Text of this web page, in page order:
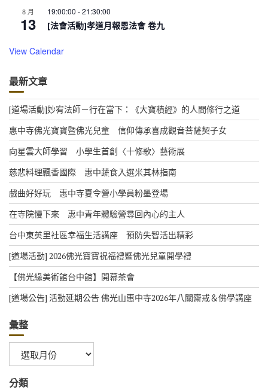
8 月
13
19:00:00 -21:30:00
[法會活動]孝道月報恩法會 卷九
View Calendar
最新文章
[道場活動]妙宥法師－行在當下：《大寶積經》的人間修行之道
惠中寺佛光寶寶暨佛光兒童 信仰傳承喜成觀音菩薩契子女
向星雲大師學習 小學生首創〈十修歌〉藝術展
慈悲料理飄香國際 惠中蔬食入選米其林指南
戲曲好好玩 惠中寺夏令營小學員粉墨登場
在寺院慢下來 惠中青年體驗營尋回內心的主人
台中東英里社區幸福生活講座 預防失智活出精彩
[道場活動] 2026佛光寶寶祝福禮暨佛光兒童開學禮
【佛光緣美術館台中館】開幕茶會
[道場公告] 活動延期公告 佛光山惠中寺2026年八關齋戒＆佛學講座
彙整
整
分類